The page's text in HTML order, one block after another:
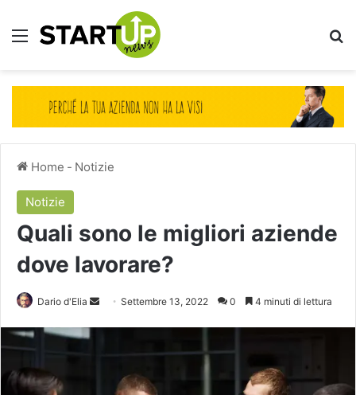
Menu
Home - Notizie
Notizie
Quali sono le migliori aziende
dove lavorare?
Dario d'Elia
Invia Settembre 13, 2022 0 4 minuti di lettura